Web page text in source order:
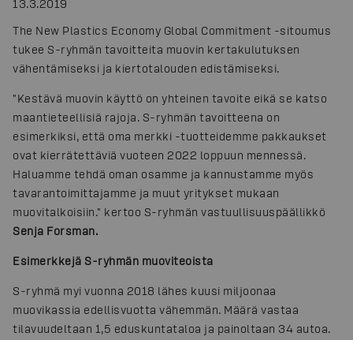
13.3.2019
The New Plastics Economy Global Commitment -sitoumus
tukee S-ryhmän tavoitteita muovin kertakulutuksen
vähentämiseksi ja kiertotalouden edistämiseksi.
"Kestävä muovin käyttö on yhteinen tavoite eikä se katso
maantieteellisiä rajoja. S-ryhmän tavoitteena on
esimerkiksi, että oma merkki -tuotteidemme pakkaukset
ovat kierrätettäviä vuoteen 2022 loppuun mennessä.
Haluamme tehdä oman osamme ja kannustamme myös
tavarantoimittajamme ja muut yritykset mukaan
muovitalkoisiin." kertoo S-ryhmän vastuullisuuspäällikkö
Senja Forsman.
Esimerkkejä S-ryhmän muoviteoista
S-ryhmä myi vuonna 2018 lähes kuusi miljoonaa
muovikassia edellisvuotta vähemmän. Määrä vastaa
tilavuudeltaan 1,5 eduskuntataloa ja painoltaan 34 autoa.